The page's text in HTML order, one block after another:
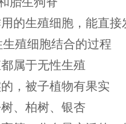
的生殖细胞，能直接
殖细胞结合的过程
属于无性生殖
，被子植物有果实
、柏树、银杏